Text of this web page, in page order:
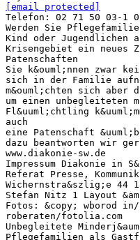
[email protected]
Telefon: 02 71 50 03-1
Werden Sie
Kind oder Jugendlichen
Krisengebiet ein neues
Patenschaften
Sie k&ouml;nnen zwar
sich in der Familie
m&ouml;chten sich aber
um einen unbegleiteten
Fl&uuml;chtling
auch
eine Patenschaft
dazu beantworten wir
www.diakonie-sw.de
Impressum Diakonie in
Referat Presse,
Wichernstra&szlig;e 44
Stefan Nitz 1 Layout
Fotos: &copy; wborod
roberaten/fotolia.com
Unbegleitete
Pflegefamilien als